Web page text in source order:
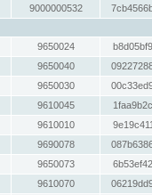
9000000532
9650024
9650040
9650030
9610045
9610010
9690078
9650073
9610070